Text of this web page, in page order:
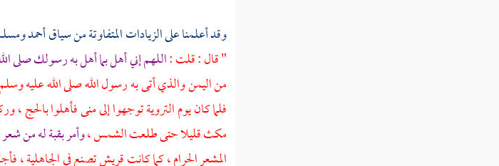
وقد أعلمنا على الزيادات المتفاوتة من سياقأحمد
" قال : قلت :اللهم إني أهل بما أهل به رسولك صلى
مناليمنوالذي أتى به رسول الله صلى الله عليه
فلما كان يوم التروية توجهوا إلىمنىفأهلوا بالحج ،
مكث قليلا حتى طلعت الشمس ،وأمر بقبة له من
المشعر الحرام ، كما كانتقريشتصنع في الجاهلية ،